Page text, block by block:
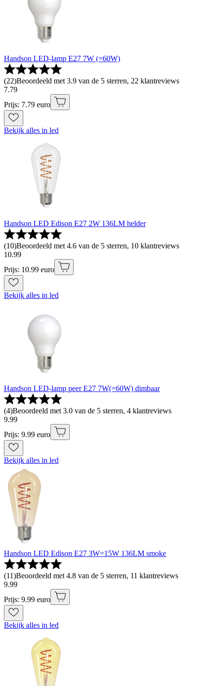
Handson LED-lamp E27 7W (=60W)
(22)Beoordeeld met 3.9 van de 5 sterren, 22 klantreviews
7.79
Prijs: 7.79 euro
Bekijk alles in led
Handson LED Edison E27 2W 136LM helder
(10)Beoordeeld met 4.6 van de 5 sterren, 10 klantreviews
10.99
Prijs: 10.99 euro
Bekijk alles in led
Handson LED-lamp peer E27 7W(=60W) dimbaar
(4)Beoordeeld met 3.0 van de 5 sterren, 4 klantreviews
9.99
Prijs: 9.99 euro
Bekijk alles in led
Handson LED Edison E27 3W=15W 136LM smoke
(11)Beoordeeld met 4.8 van de 5 sterren, 11 klantreviews
9.99
Prijs: 9.99 euro
Bekijk alles in led